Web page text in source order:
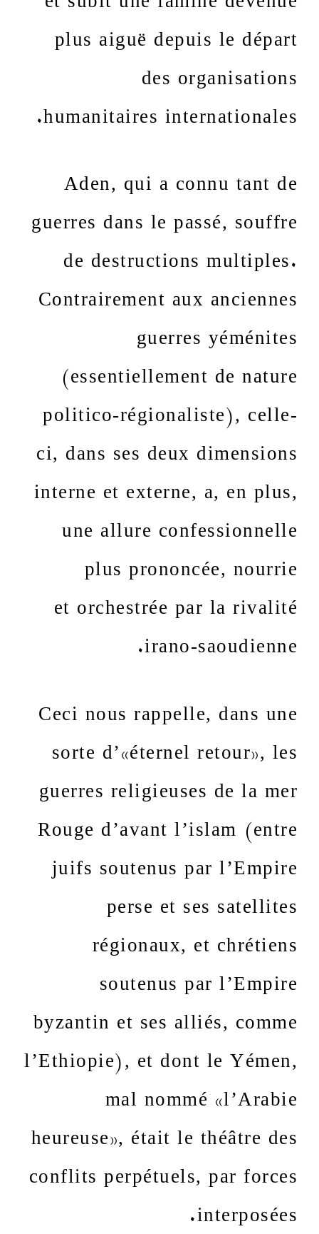
plus aiguë depuis le départ
des organisations
humanitaires internationales.
Aden, qui a connu tant de
guerres dans le passé, souffre
de destructions multiples.
Contrairement aux anciennes
guerres yéménites
(essentiellement de nature
politico-régionaliste), celle-
ci, dans ses deux dimensions
interne et externe, a, en plus,
une allure confessionnelle
plus prononcée, nourrie
et orchestrée par la rivalité
irano-saoudienne.
Ceci nous rappelle, dans une
sorte d’«éternel retour», les
guerres religieuses de la mer
Rouge d’avant l’islam (entre
juifs soutenus par l’Empire
perse et ses satellites
régionaux, et chrétiens
soutenus par l’Empire
byzantin et ses alliés, comme
l’Ethiopie), et dont le Yémen,
mal nommé «l’Arabie
heureuse», était le théâtre des
conflits perpétuels, par forces
interposées.